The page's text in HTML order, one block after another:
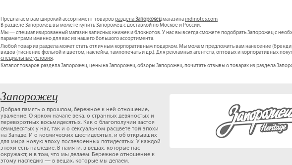
Предлагаем вам широкий ассортимент товаров разделаЗапорожецмагазинаindinotes.com
В разделе Запорожец вы можете купить Запорожец с доставкой по Москве и России.
Мы — специализированный магазин записных книжек и блокнотов. У нас вы всегда сможете подобрать Запорожец с
параметрами именно для вас из нашего большого ассортимента.
Любой товар из раздела может стать отличным корпоративным подарком. Мы можем предложить вам нанесение
видов (тиснение фольгой и цветом, наклейка, тампопечать и др.). Для рекламных агентств, оптовых и корпоративных
специальные условия.
Каталог товаров раздела Запорожец, цены на Запорожец, обзоры Запорожец, почитать отзывы о товарах из раздела
Запорожец
Добрая память о прошлом, бережное к ней отношение,
уважение. О ярком начале века, о странных девяностых и
переворотных восьмидесятых. Как о благополучии застоя
семидесятых у нас, так и о сексуальном расцвете той эпохи
на Западе. И о космических шестидесятых, и об открывших
для мира новую эпоху послевоенных пятидесятых. У каждой
эпохи есть наследие. В памяти, в вещах, которые нас
окружают, и в том, что мы делаем. Бережное отношение к
этому наследию — в вещах, которые мы делаем.